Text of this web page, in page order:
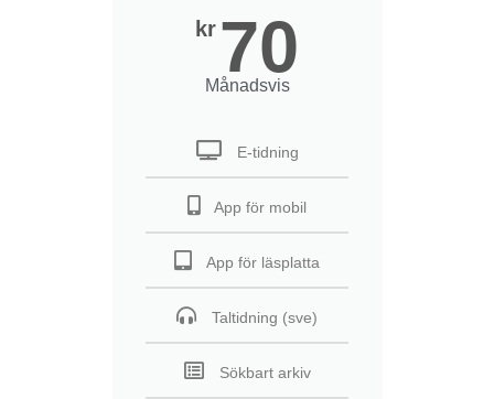
kr 70
Månadsvis
E-tidning
App för mobil
App för läsplatta
Taltidning (sve)
Sökbart arkiv